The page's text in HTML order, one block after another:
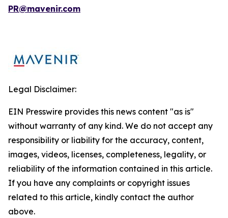
PR@mavenir.com
Legal Disclaimer:
EIN Presswire provides this news content "as is"
without warranty of any kind. We do not accept any
responsibility or liability for the accuracy, content,
images, videos, licenses, completeness, legality, or
reliability of the information contained in this article.
If you have any complaints or copyright issues
related to this article, kindly contact the author
above.